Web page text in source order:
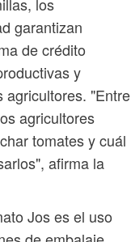
garantizan
de crédito
y
agricultores. "Entre
agricultores
tomates y cuál
afirma la
Jos es el uso